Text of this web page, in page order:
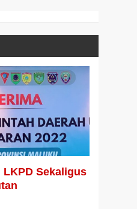
Sekaligus